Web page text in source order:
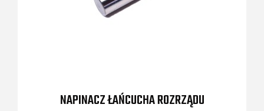
NAPINACZ ŁAŃCUCHA ROZRZĄDU